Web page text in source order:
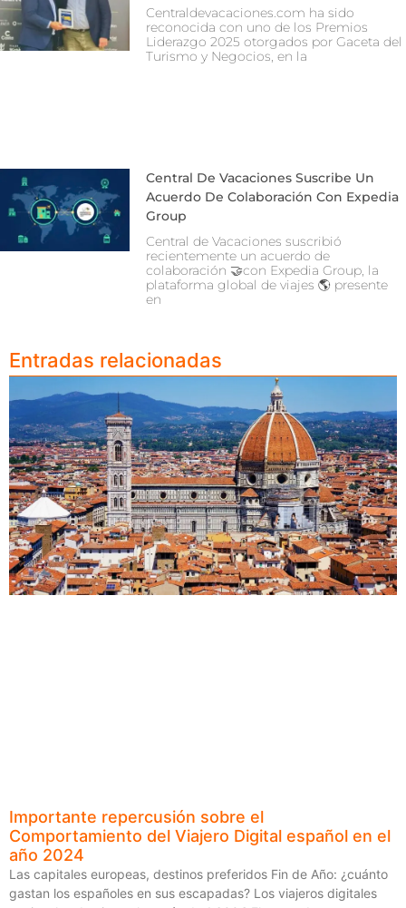
Centraldevacaciones.com ha sido
reconocida con uno de los Premios
Liderazgo 2025 otorgados por Gaceta del
Turismo y Negocios, en la
Central De Vacaciones Suscribe Un
Acuerdo De Colaboración Con Expedia
Group
Central de Vacaciones suscribió
recientemente un acuerdo de
colaboración 🤝con Expedia Group, la
plataforma global de viajes 🌎 presente
en
Entradas relacionadas
Importante repercusión sobre el
Comportamiento del Viajero Digital español en el
año 2024
Las capitales europeas, destinos preferidos Fin de Año: ¿cuánto
gastan los españoles en sus escapadas? Los viajeros digitales